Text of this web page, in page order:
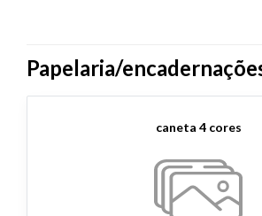
Papelaria/
caneta 4 cores